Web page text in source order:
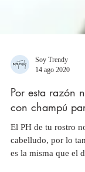
Soy Trendy
14 ago 2020
Por esta razón
con champú